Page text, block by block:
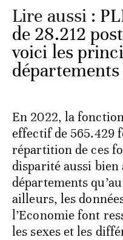
Lire aussi :
de 28.212
voici les
En 2022, la
effectif de 565.429
répartition de ces
disparité aussi bien
départements
ailleurs, les
l’Economie font
les sexes et les